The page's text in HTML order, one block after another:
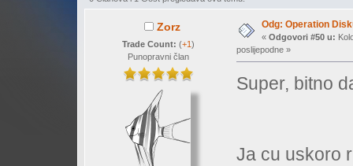
Zorz
Trade Count: (+1)
Punopravni član
Odg: Operation
« Odgovori #50 u:
poslijepodne »
Super, bitno
Ja cu uskoro